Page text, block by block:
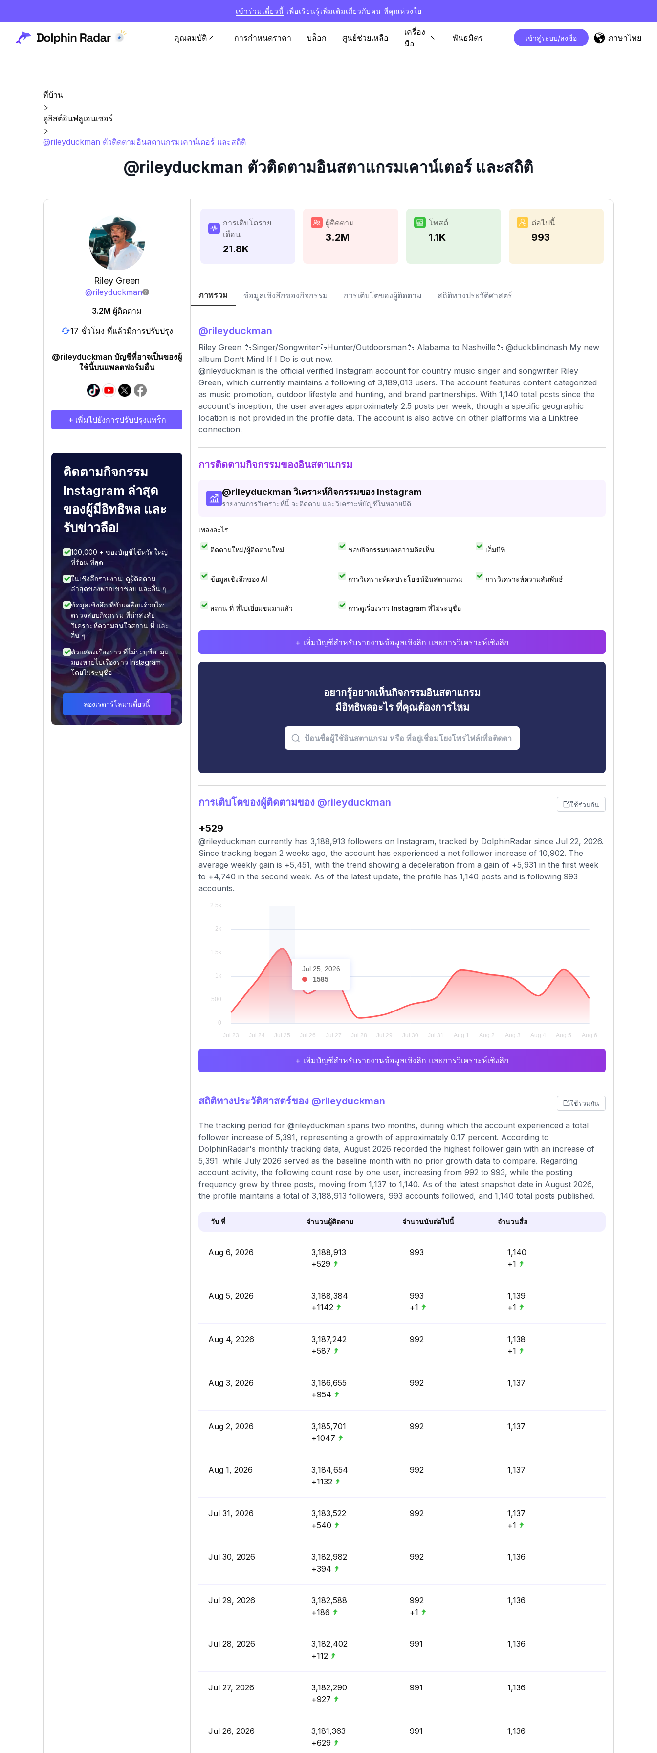
เข้าร่วมเดี๋ยวนี้ เพื่อเรียนรู้เพิ่มเติมเกี่ยวกับคน ที่คุณห่วงใย
คุณสมบัติ การกำหนดราคา บล็อก ศูนย์ช่วยเหลือ
เครื่อง
มือ
พันธมิตร เข้าสู่ระบบ/ลงชื่อ ภาษาไทย
ที่บ้าน
ดูลิสต์อินฟลูเอนเซอร์
@rileyduckman ตัวติดตามอินสตาแกรมเคาน์เตอร์ และสถิติ
@rileyduckman ตัวติดตามอินสตาแกรมเคาน์เตอร์ และสถิติ
Riley Green
@rileyduckman
3.2M ผู้ติดตาม
17 ชั่วโมง ที่แล้วมีการปรับปรุง
@rileyduckman บัญชีที่อาจเป็นของผู้
ใช้นี้บนแพลตฟอร์มอื่น
+ เพิ่มไปยังการปรับปรุงแทร็ก
ติดตามกิจกรรม
Instagram ล่าสุด
ของผู้มีอิทธิพล และ
รับข่าวลือ!
100,000 + ของบัญชีไข้หวัดใหญ่
ที่ร้อน ที่สุด
ในเชิงลึกรายงาน: ดูผู้ติดตาม
ล่าสุดของพวกเขาชอบ และอื่น ๆ
ข้อมูลเชิงลึก ที่ขับเคลื่อนด้วยไอ:
ตรวจสอบกิจกรรม ที่น่าสงสัย
วิเคราะห์ความสนใจสถาน ที่ และ
อื่น ๆ
ตัวแสดงเรื่องราว ที่ไม่ระบุชื่อ: มุม
มองหายไปเรื่องราว Instagram
โดยไม่ระบุชื่อ
ลองเรดาร์โลมาเดี๋ยวนี้
การเติบโตราย
เดือน
21.8K
ผู้ติดตาม
3.2M
โพสต์
1.1K
ต่อไปนี้
993
ภาพรวม ข้อมูลเชิงลึกของกิจกรรม การเติบโตของผู้ติดตาม สถิติทางประวัติศาสตร์
@rileyduckman
Riley Green 🦆Singer/Songwriter🦆Hunter/Outdoorsman🦆 Alabama to Nashville🦆 @duckblindnash My new
album Don’t Mind If I Do is out now.
@rileyduckman is the official verified Instagram account for country music singer and songwriter Riley
Green, which currently maintains a following of 3,189,013 users. The account features content categorized
as music promotion, outdoor lifestyle and hunting, and brand partnerships. With 1,140 total posts since the
account's inception, the user averages approximately 2.5 posts per week, though a specific geographic
location is not provided in the profile data. The account is also active on other platforms via a Linktree
connection.
การติดตามกิจกรรมของอินสตาแกรม
@rileyduckman วิเคราะห์กิจกรรมของ Instagram
รายงานการวิเคราะห์นี้ จะติดตาม และวิเคราะห์บัญชีในหลายมิติ
เพลงอะไร
ติดตามใหม่/ผู้ติดตามใหม่ ชอบกิจกรรมของความคิดเห็น เอ็มบีที
ข้อมูลเชิงลึกของ AI การวิเคราะห์ผลประโยชน์อินสตาแกรม การวิเคราะห์ความสัมพันธ์
สถาน ที่ ที่ไปเยี่ยมชมมาแล้ว การดูเรื่องราว Instagram ที่ไม่ระบุชื่อ
+ เพิ่มบัญชีสำหรับรายงานข้อมูลเชิงลึก และการวิเคราะห์เชิงลึก
อยากรู้อยากเห็นกิจกรรมอินสตาแกรม
มีอิทธิพลอะไร ที่คุณต้องการไหม
การเติบโตของผู้ติดตามของ @rileyduckman ใช้ร่วมกัน
+529
@rileyduckman currently has 3,188,913 followers on Instagram, tracked by DolphinRadar since Jul 22, 2026.
Since tracking began 2 weeks ago, the account has experienced a net follower increase of 10,902. The
average weekly gain is +5,451, with the trend showing a deceleration from a gain of +5,931 in the first week
to +4,740 in the second week. As of the latest update, the profile has 1,140 posts and is following 993
accounts.
Jul 25, 2026
1585
+ เพิ่มบัญชีสำหรับรายงานข้อมูลเชิงลึก และการวิเคราะห์เชิงลึก
สถิติทางประวัติศาสตร์ของ @rileyduckman ใช้ร่วมกัน
The tracking period for @rileyduckman spans two months, during which the account experienced a total
follower increase of 5,391, representing a growth of approximately 0.17 percent. According to
DolphinRadar's monthly tracking data, August 2026 recorded the highest follower gain with an increase of
5,391, while July 2026 served as the baseline month with no prior growth data to compare. Regarding
account activity, the following count rose by one user, increasing from 992 to 993, while the posting
frequency grew by three posts, moving from 1,137 to 1,140. As of the latest snapshot date in August 2026,
the profile maintains a total of 3,188,913 followers, 993 accounts followed, and 1,140 total posts published.
วัน ที่ จำนวนผู้ติดตาม จำนวนนับต่อไปนี้ จำนวนสื่อ
Aug 6, 2026
3,188,913
+529
993
1,140
+1
Aug 5, 2026
3,188,384
+1142
993
+1
1,139
+1
Aug 4, 2026
3,187,242
+587
992
1,138
+1
Aug 3, 2026
3,186,655
+954
992 1,137
Aug 2, 2026
3,185,701
+1047
992 1,137
Aug 1, 2026
3,184,654
+1132
992 1,137
Jul 31, 2026
3,183,522
+540
992
1,137
+1
Jul 30, 2026
3,182,982
+394
992 1,136
Jul 29, 2026
3,182,588
+186
992
+1
1,136
Jul 28, 2026
3,182,402
+112
991 1,136
Jul 27, 2026
3,182,290
+927
991 1,136
Jul 26, 2026
3,181,363
+629
991 1,136